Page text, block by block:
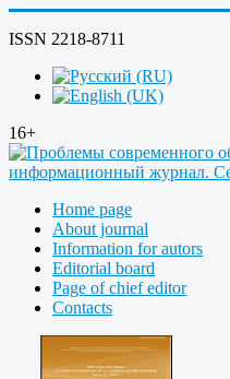
ISSN 2218-8711
16+
Home page
About journal
Information for autors
Editorial board
Page of chief editor
Contacts